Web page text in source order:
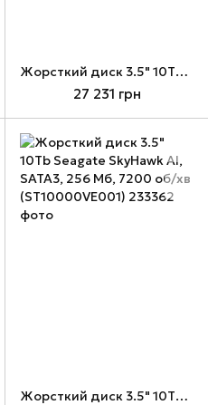
Жорсткий диск 3.5" 10Tb Seagate Exos, SAS, 256 Мб, 7200 об/хв (ST10000NM018B)
27 231 грн
Жорсткий диск 3.5" 10Tb Seagate SkyHawk AI, SATA3, 256 Мб, 7200 об/хв (ST10000VE001)